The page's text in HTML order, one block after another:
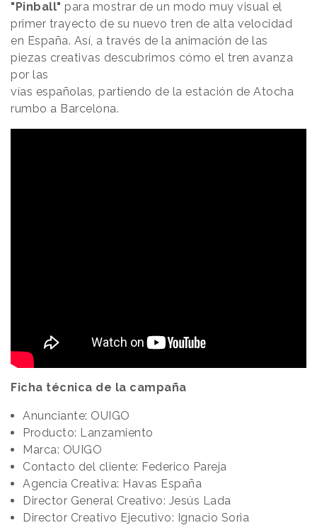
"Pinball" para mostrar de un modo muy visual el
primer trayecto de su nuevo tren de alta velocidad
en España. Así, a través de la animación de las
piezas creativas descubrimos cómo el tren avanza
por las
vías españolas, partiendo de la estación de Atocha
rumbo a Barcelona.
Ficha técnica de la campaña
Anunciante: OUIGO
Producto: Lanzamiento
Marca: OUIGO
Contacto del cliente: Federico Pareja
Agencia Creativa: Havas España
Director General Creativo: Jesús Lada
Director Creativo Ejecutivo: Ignacio Soria